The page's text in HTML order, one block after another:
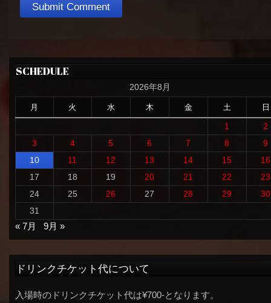
SCHEDULE
2026年8月
月 火 水 木 金 土 日
1
2
3
4 5 6 7 8
9
10
11 12 13 14 15
16
17
18 19 20 21 22
23
24
25 26 27 28 29
30
31
« 7月
9月 »
ドリンクチケット代について
入場時のドリンクチケット代は¥700-となります。